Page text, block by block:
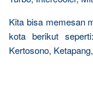
Kita bisa memesan
kota berikut
Kertosono,